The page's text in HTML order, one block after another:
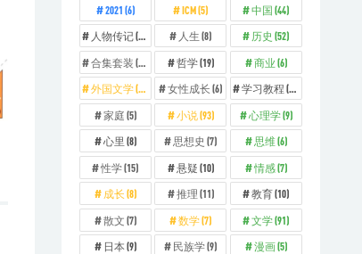
2021 (6) ICM(5) 中国 (44)
人物传记(14) 人生 (8) 历史 (52)
合集套装 (11) 哲学(19) 商业 (6)
外国文学(26) 女性成长 (6) 学习教程 (12)
家庭 (5) 小说(93) 心理学(9)
心里 (8) 思想史 (7) 思维(6)
性学(15) 悬疑 (10) 情感(7)
成长 (8) 推理 (11) 教育(10)
散文 (7) 数学(7) 文学(91)
日本(9) 民族学(9) 漫画(5)